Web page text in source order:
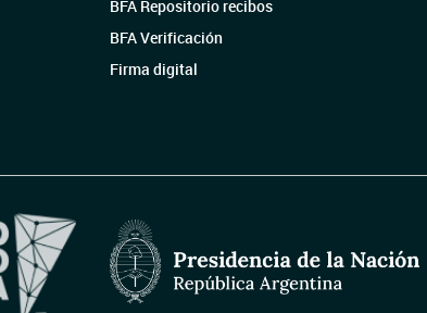
BFA Repositorio recibos
BFA Verificación
Firma digital